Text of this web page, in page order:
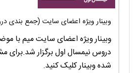
وبینار ویژه اعضای سایت (جمع بندی
وبینار ویژه اعضای سایت میم با
دروس نیمسال اول برگزار شد.برای
شده وبینار کلیک کنید.